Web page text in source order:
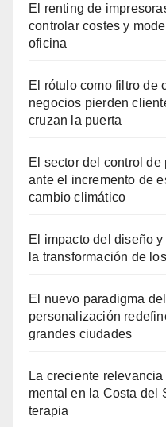
El renting de
controlar costes y
oficina
El rótulo como filtro de
negocios pierden
cruzan la puerta
El sector del control
ante el incremento de
cambio climático
El impacto del diseño
la transformación de
El nuevo paradigma
personalización
grandes ciudades
La creciente
mental en la Costa del
terapia